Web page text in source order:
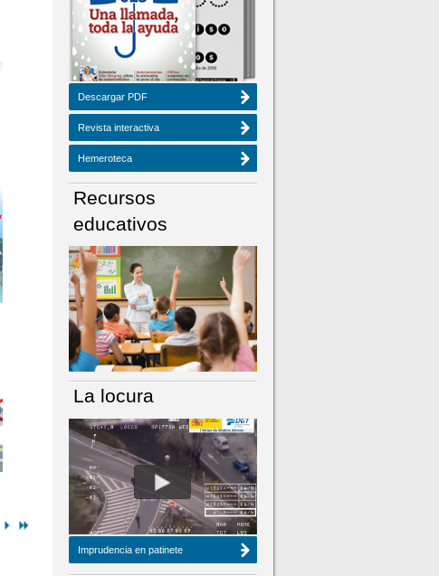
NÚMERO ACTUAL HEMEROTECA
Descargar PDF
Revista interactiva
Hemeroteca
Recursos
educativos
La locura
Imprudencia en patinete